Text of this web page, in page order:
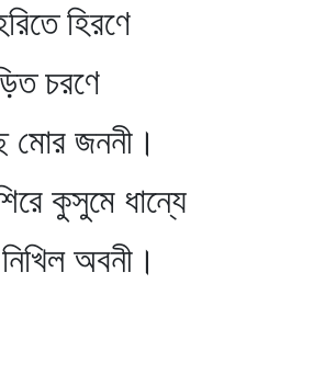
হিরণে
চরণে
মোর জননী।
কুসুমে ধান্যে
অবনী।